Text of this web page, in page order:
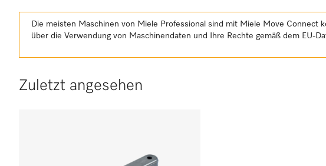
Die meisten Maschinen von Miele Professional sind mit Miele Move Connect
über die Verwendung von Maschinendaten und Ihre Rechte gemäß dem EU-
Zuletzt angesehen